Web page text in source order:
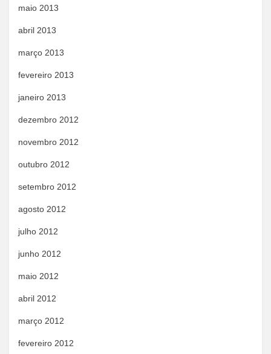
maio 2013
abril 2013
março 2013
fevereiro 2013
janeiro 2013
dezembro 2012
novembro 2012
outubro 2012
setembro 2012
agosto 2012
julho 2012
junho 2012
maio 2012
abril 2012
março 2012
fevereiro 2012